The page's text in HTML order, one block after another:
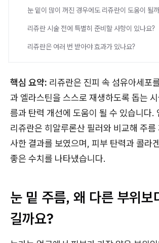
눈 밑이 많이 꺼진 경우에도 리쥬란이 도움이 될
리쥬란 시술 전에 특별히 준비할 사항이 있나요?
리쥬란은 여러 번 받아야 효과가 있나요?
핵심 요약: 리쥬란은 진피 속 섬유아세포
과 엘라스틴을 스스로 재생하도록 돕는
름과 탄력 개선에 도움이 될 수 있습니다.
리쥬란은 히알루론산 필러와 비교해 주름
사한 결과를 보였으며, 피부 탄력과 콜라
좋은 수치를 나타냈습니다.
눈 밑 주름, 왜 다른 부위보
길까요?